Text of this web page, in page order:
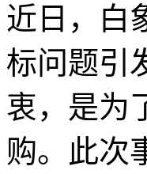
近日，白
标问题引
衷，是为
购。此次